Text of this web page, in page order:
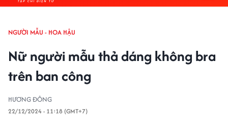
NGƯỜI MẪU - HOA HẬU
Nữ người mẫu thả dáng không bra
trên ban công
HƯƠNG ĐÔNG
22/12/2024 - 11:18 (GMT+7)